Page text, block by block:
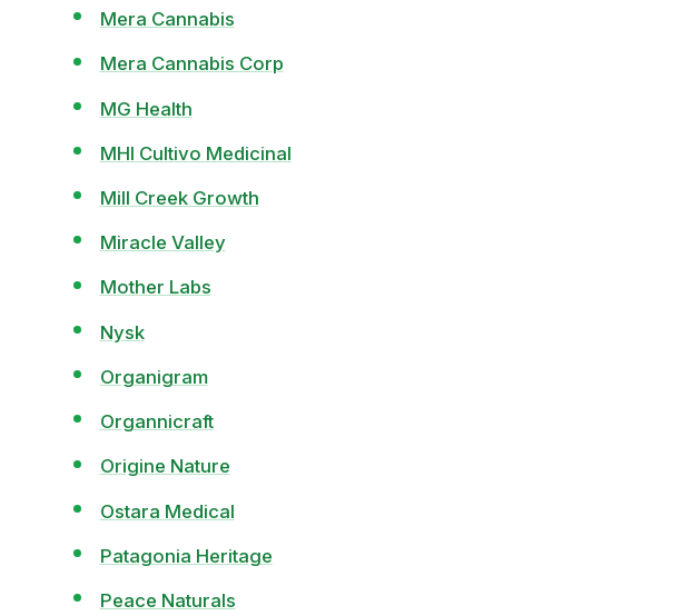
Mera Cannabis
Mera Cannabis Corp
MG Health
MHI Cultivo Medicinal
Mill Creek Growth
Miracle Valley
Mother Labs
Nysk
Organigram
Organnicraft
Origine Nature
Ostara Medical
Patagonia Heritage
Peace Naturals